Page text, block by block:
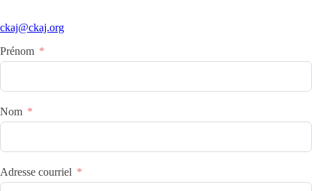
ckaj@ckaj.org
Prénom
Nom
Adresse courriel